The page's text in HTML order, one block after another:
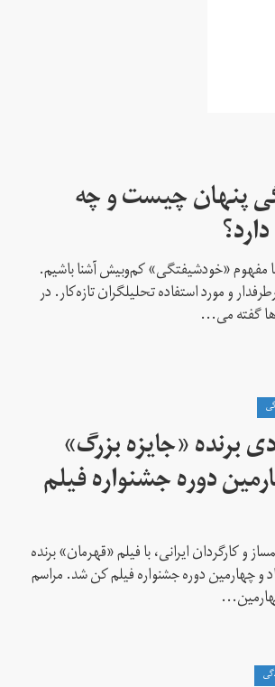
پنهان چیست و چه
با مفهوم «خودشیفتگی» کم‌و‌بیش آشنا باشیم.
و مورد استفاده تحلیلگران تازه‌کار. در
گفته می...
برنده «جایزه بزرگ»‌
دوره جشنواره فیلم
و کارگردان ایرانی، با فیلم «قهرمان» برنده
و چهارمین دوره جشنواره فیلم کن شد. مراسم